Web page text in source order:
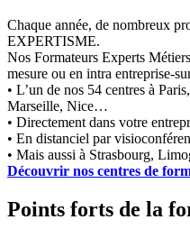
Chaque année, de nombreux
EXPERTISME.
Nos Formateurs Experts
mesure ou en intra entreprise-
• L’un de nos 54 centres à
Marseille, Nice…
• Directement dans votre
• En distanciel par
• Mais aussi à Strasbourg,
Découvrir nos centres de
Points forts de la